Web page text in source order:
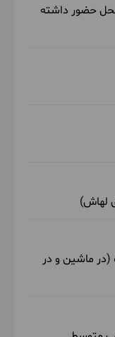
حضور داشته
لهاش)
به مدت 3.5 ساعت (در ماشین و در